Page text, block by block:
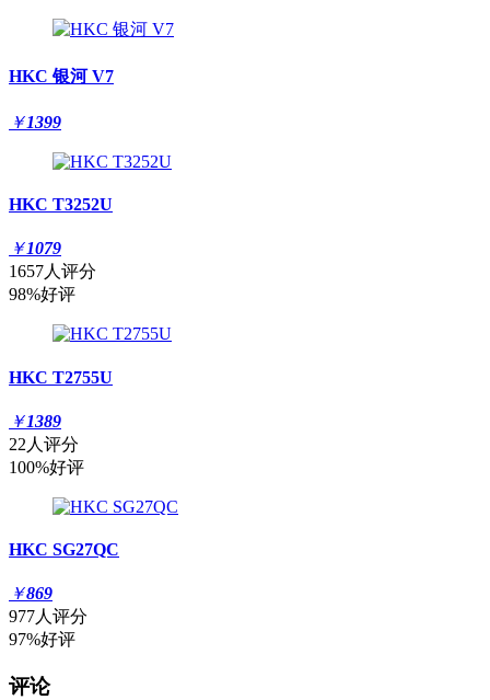
HKC 银河 V7
￥1399
HKC T3252U
￥1079
1657人评分
98%好评
HKC T2755U
￥1389
22人评分
100%好评
HKC SG27QC
￥869
977人评分
97%好评
评论